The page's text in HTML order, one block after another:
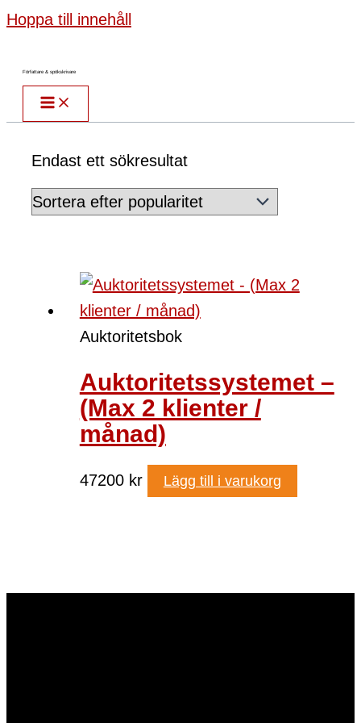
Hoppa till innehåll
Författare & spökskrivare
Endast ett sökresultat
Auktoritetsbok
Auktoritetssystemet –
(Max 2 klienter /
månad)
47200 kr Lägg till i varukorg